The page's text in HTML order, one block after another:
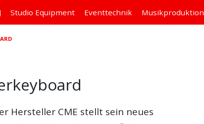
Studio Equipment Eventtechnik Musikproduktion
Hersteller CME stellt sein neues